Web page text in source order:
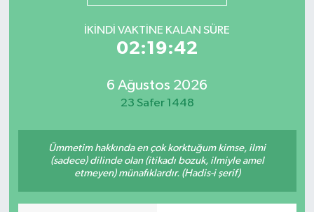
İKINDI VAKTINE KALAN SÜRE
02:19:42
6 Ağustos 2026
23 Safer 1448
Ümmetim hakkında en çok korktuğum kimse, ilmi
(sadece) dilinde olan (itikadı bozuk, ilmiyle amel
etmeyen) münafıklardır. (Hadis-i şerif)
EKONOMİ
KÜLTÜR - SANAT
Haber Arşivi